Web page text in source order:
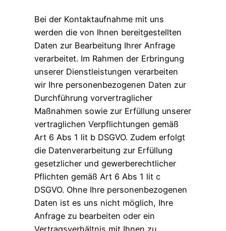
Bei der Kontaktaufnahme mit uns
werden die von Ihnen bereitgestellten
Daten zur Bearbeitung Ihrer Anfrage
verarbeitet. Im Rahmen der Erbringung
unserer Dienstleistungen verarbeiten
wir Ihre personenbezogenen Daten zur
Durchführung vorvertraglicher
Maßnahmen sowie zur Erfüllung unserer
vertraglichen Verpflichtungen gemäß
Art 6 Abs 1 lit b DSGVO. Zudem erfolgt
die Datenverarbeitung zur Erfüllung
gesetzlicher und gewerberechtlicher
Pflichten gemäß Art 6 Abs 1 lit c
DSGVO. Ohne Ihre personenbezogenen
Daten ist es uns nicht möglich, Ihre
Anfrage zu bearbeiten oder ein